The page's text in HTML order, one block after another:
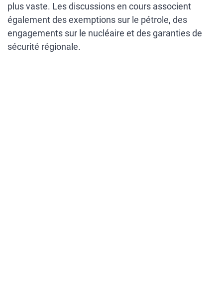
plus vaste. Les discussions en cours associent
également des exemptions sur le pétrole, des
engagements sur le nucléaire et des garanties de
sécurité régionale.